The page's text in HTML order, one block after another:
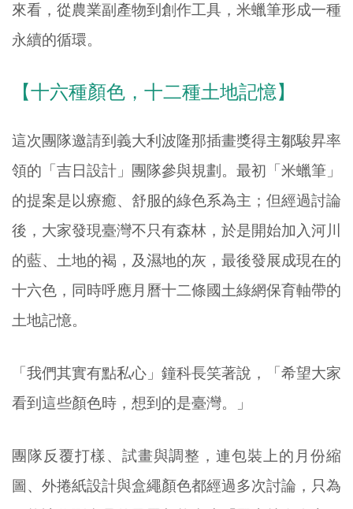
來看，從農業副產物到創作工具，米蠟筆形成一種
永續的循環。
【十六種顏色，十二種土地記憶】
這次團隊邀請到義大利波隆那插畫獎得主鄒駿昇率
領的「吉日設計」團隊參與規劃。 最初「米蠟筆」
的提案是以療癒、舒服的綠色系為主；但經過討論
後，大家發現臺灣不只有森林，於是開始加入河川
的藍、土地的褐，及濕地的灰，最後發展成現在的
十六色，同時呼應月曆十二條國土綠網保育軸帶的
土地記憶。
「我們其實有點私心」鐘科長笑著說，「希望大家
看到這些顏色時，想到的是臺灣。」
團隊反覆打樣、試畫與調整，連包裝上的月份縮
圖、外捲紙設計與盒繩顏色都經過多次討論，只為